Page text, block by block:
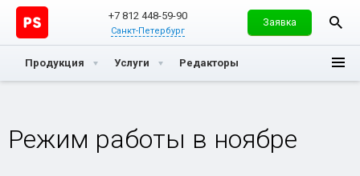
+7 812 448-59-90
Санкт-Петербург
Заявка
Продукция Услуги Редакторы
Режим работы в ноябре